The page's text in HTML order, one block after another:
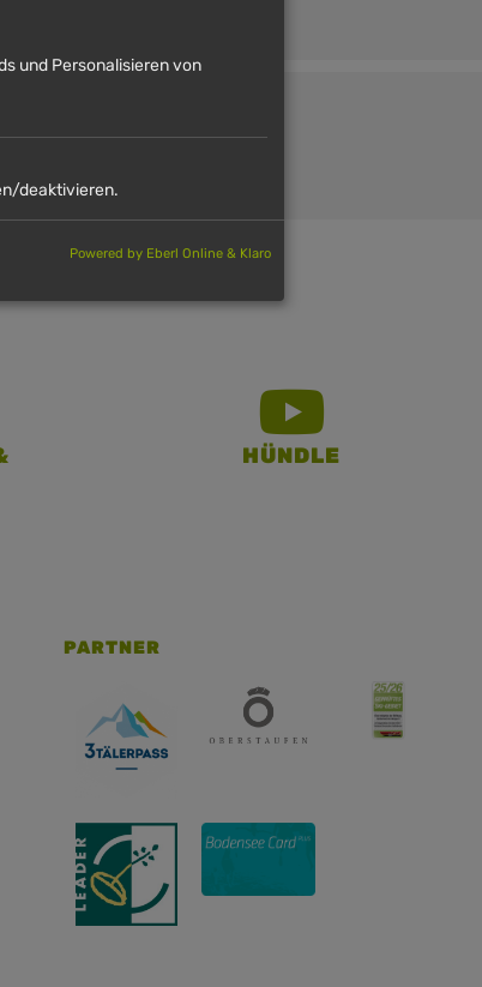
HÜNDLE
PARTNER
und Personalisieren von
deaktivieren.
Powered by Eberl Online & Klaro